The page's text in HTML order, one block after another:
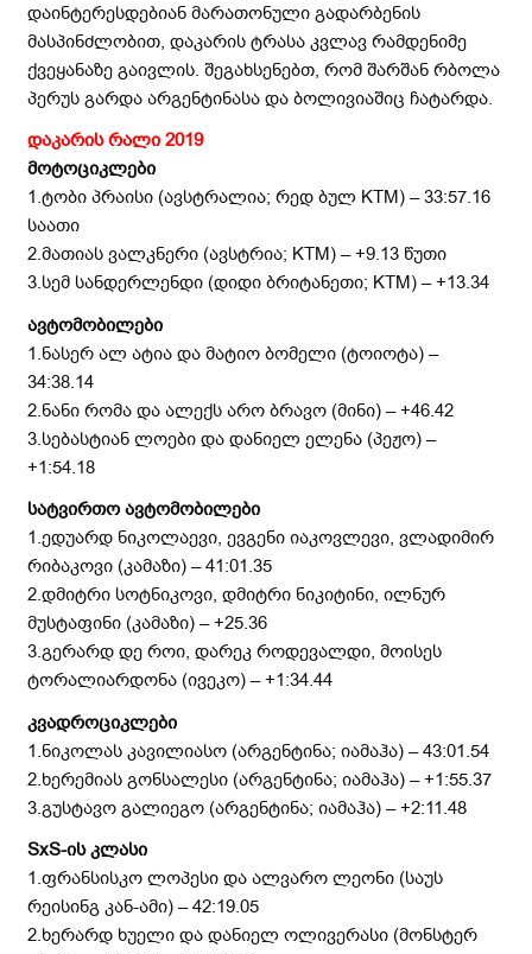
დაინტერესდებიან მარათონული გადარბენის
მასპინძლობით, დაკარის ტრასა კვლავ რამდენიმე
ქვეყანაზე გაივლის. შეგახსენებთ, რომ შარშან რბოლა
პერუს გარდა არგენტინასა და ბოლივიაშიც ჩატარდა.
დაკარის რალი 2019
მოტოციკლები
1.ტობი პრაისი (ავსტრალია; რედ ბულ KTM) – 33:57.16
საათი
2.მათიას ვალკნერი (ავსტრია; KTM) – +9.13 წუთი
3.სემ სანდერლენდი (დიდი ბრიტანეთი; KTM) – +13.34
ავტომობილები
1.ნასერ ალ ატია და მატიო ბომელი (ტოიოტა) –
34:38.14
2.ნანი რომა და ალექს არო ბრავო (მინი) – +46.42
3.სებასტიან ლოები და დანიელ ელენა (პეჟო) –
+1:54.18
სატვირთო ავტომობილები
1.ედუარდ ნიკოლაევი, ევგენი იაკოვლევი, ვლადიმირ
რიბაკოვი (კამაზი) – 41:01.35
2.დმიტრი სოტნიკოვი, დმიტრი ნიკიტინი, ილნურ
მუსტაფინი (კამაზი) – +25.36
3.გერარდ დე როი, დარეკ როდევალდი, მოისეს
ტორალიარდონა (ივეკო) – +1:34.44
კვადროციკლები
1.ნიკოლას კავილიასო (არგენტინა; იამაჰა) – 43:01.54
2.ხერემიას გონსალესი (არგენტინა; იამაჰა) – +1:55.37
3.გუსტავო გალიეგო (არგენტინა; იამაჰა) – +2:11.48
SxS-ის კლასი
1.ფრანსისკო ლოპესი და ალვარო ლეონი (საუს
რეისინგ კან-ამი) – 42:19.05
2.ხერარდ ხუელი და დანიელ ოლივერასი (მონსტერ